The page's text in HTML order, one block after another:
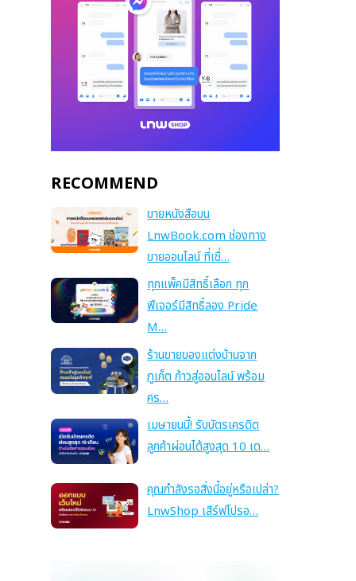
RECOMMEND
ขายหนังสือบน
LnwBook.com ช่องทาง
ขายออนไลน์ ที่เชื่…
ทุกแพ็คมีสิทธิ์เลือก ทุก
ฟีเจอร์มีสิทธิ์ลอง Pride
M…
ร้านขายของแต่งบ้านจาก
ภูเก็ต ก้าวสู่ออนไลน์ พร้อม
คร…
เมษายนนี้! รับบัตรเครดิต
ลูกค้าผ่อนได้สูงสุด 10 เด…
คุณกำลังรอสิ่งนี้อยู่หรือเปล่า?
LnwShop เสิร์ฟโปรอ…